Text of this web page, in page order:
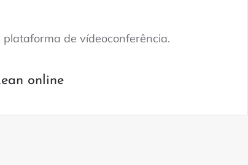
de vídeoconferência.
online